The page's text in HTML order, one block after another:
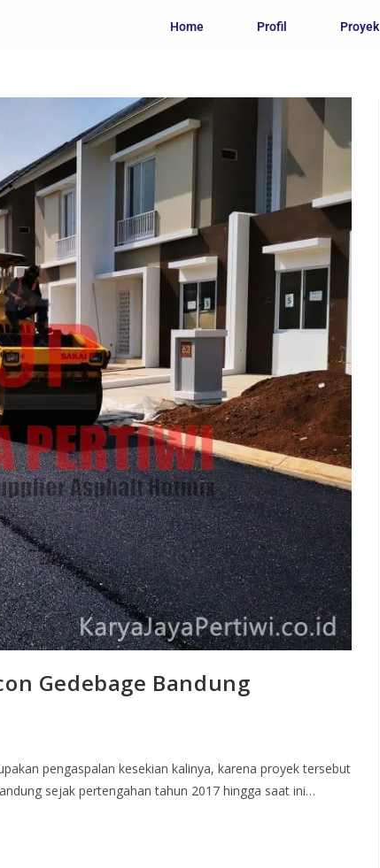
Home Profil Proyek
Gedebage Bandung
pengaspalan kesekian kalinya, karena proyek tersebut
sejak pertengahan tahun 2017 hingga saat ini…